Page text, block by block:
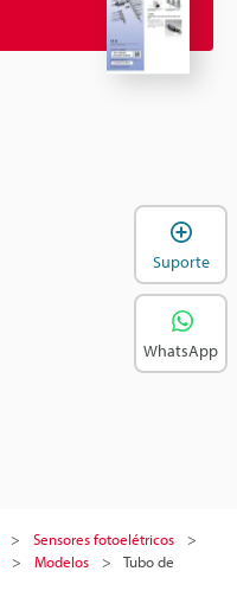
Sensores fotoelétricos
Modelos
Tubo de
Suporte
WhatsApp